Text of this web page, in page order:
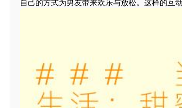
自己的方式为男友带来欢乐与放松。这样的互